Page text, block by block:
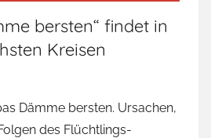
bersten“ findet in
Kreisen
Dämme bersten. Ursachen,
des Flüchtlings-